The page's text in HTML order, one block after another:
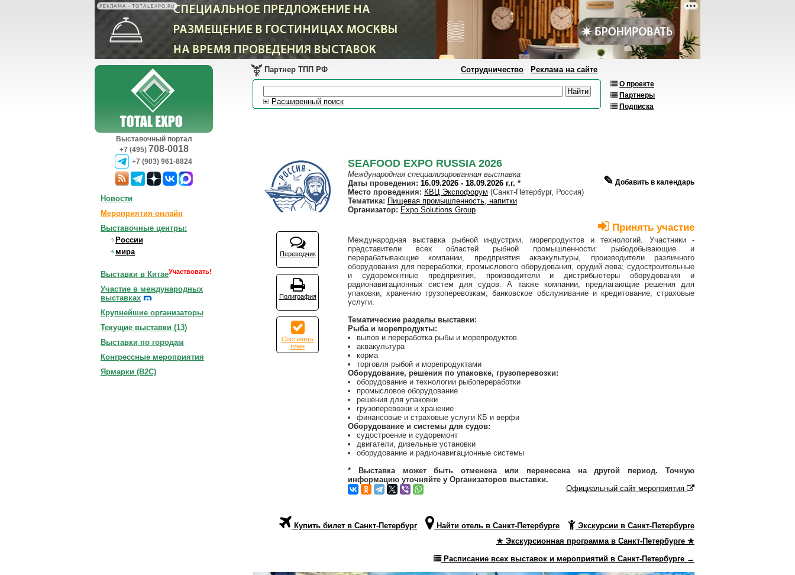
РЕКЛАМА • TOTALEXPO.RU
Выставочный портал
+7 (495) 708-0018
+7 (903) 961-8824
О проекте
Партнеры
Подписка
Партнер ТПП РФ Сотрудничество Реклама на сайте
Расширенный поиск
Переводчик
Полиграфия
Составить
план
SEAFOOD EXPO RUSSIA 2026
Международная специализированная выставка
Даты проведения: 16.09.2026 - 18.09.2026 г.г. * ✎ Добавить в календарь
Место проведения: КВЦ Экспофорум (Санкт-Петербург, Россия)
Тематика: Пищевая промышленность, напитки
Организатор: Expo Solutions Group
Принять участие
Международная выставка рыбной индустрии, морепродуктов и технологий. Участники -
представители всех областей рыбной промышленности: рыбодобывающие и
перерабатывающие компании, предприятия аквакультуры, производители различного
оборудования для переработки, промыслового оборудования, орудий лова; судостроительные
и судоремонтные предприятия, производители и дистрибьютеры оборудования и
радионавигационных систем для судов. А также компании, предлагающие решения для
упаковки, хранению грузоперевозкам; банковское обслуживание и кредитование, страховые
услуги.
Тематические разделы выставки:
Рыба и морепродукты:
вылов и переработка рыбы и морепродуктов
аквакультура
корма
торговля рыбой и морепродуктами
Оборудование, решения по упаковке, грузоперевозки:
оборудование и технологии рыбопереработки
промысловое оборудование
решения для упаковки
грузоперевозки и хранение
финансовые и страховые услуги КБ и верфи
Оборудование и системы для судов:
судостроение и судоремонт
двигатели, дизельные установки
оборудование и радионавигационные системы
* Выставка может быть отменена или перенесена на другой период. Точную
информацию уточняйте у Организаторов выставки.
Официальный сайт мероприятия
Купить билет в Санкт-Петербург Найти отель в Санкт-Петербурге
Экскурсии в Санкт-Петербурге
★ Экскурсионная программа в Санкт-Петербурге ★
Расписание всех выставок и мероприятий в Санкт-Петербурге →
Новости
Мероприятия онлайн
Выставочные центры:
России
мира
Выставки в КитаеУчаствовать!
Участие в международных
выставках
Крупнейшие организаторы
Текущие выставки (13)
Выставки по городам
Конгрессные мероприятия
Ярмарки (B2C)